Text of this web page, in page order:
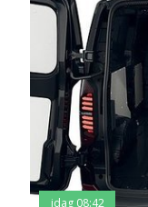
idag 08:42